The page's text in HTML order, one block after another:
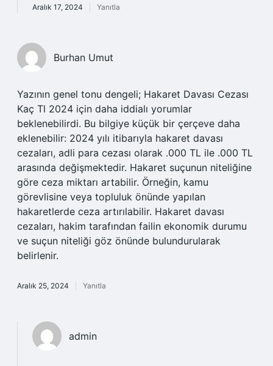
Aralık 17, 2024 Yanıtla
Burhan Umut
Yazının genel tonu dengeli; Hakaret Davası Cezası
Kaç Tl 2024 için daha iddialı yorumlar
beklenebilirdi. Bu bilgiye küçük bir çerçeve daha
eklenebilir: 2024 yılı itibarıyla hakaret davası
cezaları, adli para cezası olarak .000 TL ile .000 TL
arasında değişmektedir. Hakaret suçunun niteliğine
göre ceza miktarı artabilir. Örneğin, kamu
görevlisine veya topluluk önünde yapılan
hakaretlerde ceza artırılabilir. Hakaret davası
cezaları, hakim tarafından failin ekonomik durumu
ve suçun niteliği göz önünde bulundurularak
belirlenir.
Aralık 25, 2024 Yanıtla
admin